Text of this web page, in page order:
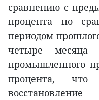
сравнению с
процента по
периодом
четыре месяца
промышленного
процента, что